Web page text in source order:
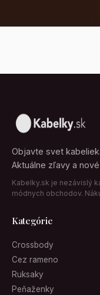
Objavte svet kabeliek.
Aktuálne zľavy a
Kabelky.sk je nezávislý
módnych obchodov.
Kategórie
Crossbody
Cez rameno
Ruksaky
Peňaženky